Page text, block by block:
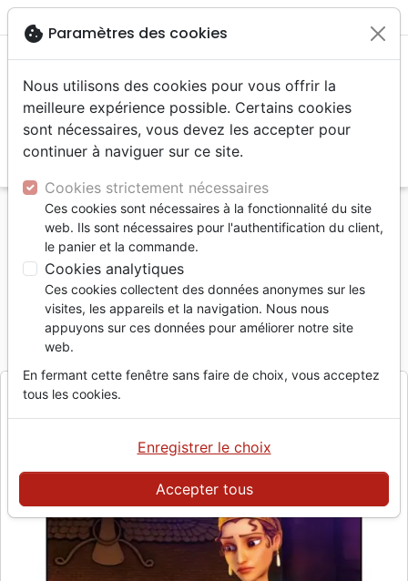
menu
Accueil Jeunesse
Bibles jeunesse
Esther - Le courage d'une reine (Superbook)
Esther - Le courage d'une reine
(Superbook)
RéférenceINS2585 EAN9782924825853
Editeur INSPIRATION PUBLISHINGS
cookie Paramètres des cookies
Nous utilisons des cookies pour vous offrir la
meilleure expérience possible. Certains cookies
sont nécessaires, vous devez les accepter pour
continuer à naviguer sur ce site.
Cookies strictement nécessaires
Ces cookies sont nécessaires à la fonctionnalité du site
web. Ils sont nécessaires pour l'authentification du client,
le panier et la commande.
Cookies analytiques
Ces cookies collectent des données anonymes sur les
visites, les appareils et la navigation. Nous nous
appuyons sur ces données pour améliorer notre site
web.
En fermant cette fenêtre sans faire de choix, vous acceptez
tous les cookies.
Accepter tous
Enregistrer le choix